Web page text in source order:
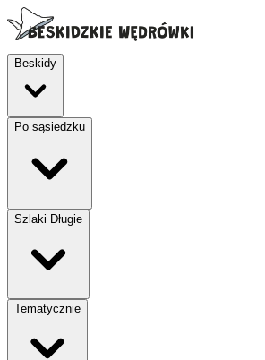
Beskidy
Po sąsiedzku
Szlaki Długie
Tematycznie